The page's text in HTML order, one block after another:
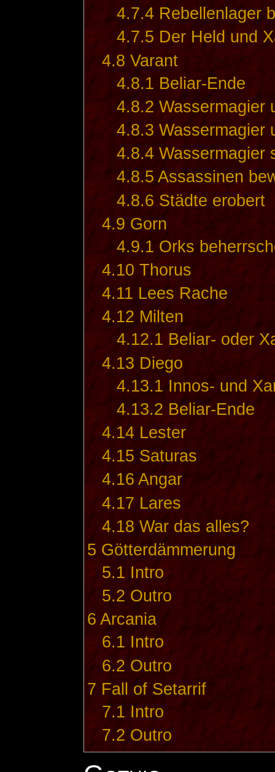
4.7.4 Rebellenlager
4.7.5 Der Held und
4.8 Varant
4.8.1 Beliar-Ende
4.8.2 Wassermagier
4.8.3 Wassermagier
4.8.4 Wassermagier
4.8.5 Assassinen
4.8.6 Städte erobert
4.9 Gorn
4.9.1 Orks
4.10 Thorus
4.11 Lees Rache
4.12 Milten
4.12.1 Beliar- oder
4.13 Diego
4.13.1 Innos- und
4.13.2 Beliar-Ende
4.14 Lester
4.15 Saturas
4.16 Angar
4.17 Lares
4.18 War das alles?
5 Götterdämmerung
5.1 Intro
5.2 Outro
6 Arcania
6.1 Intro
6.2 Outro
7 Fall of Setarrif
7.1 Intro
7.2 Outro